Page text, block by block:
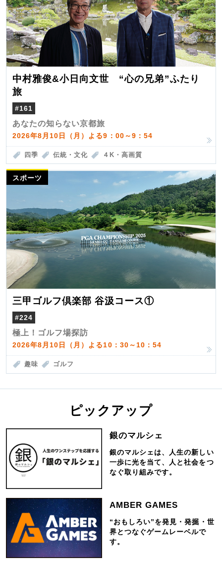
中村雅俊&小日向文世 “心の兄弟”ふたり
旅
#161
あなたの知らない京都旅
2026年8月10日（月）よる9：00～9：54
四季 伝統・文化 ４K・高画質
スポーツ
三甲ゴルフ倶楽部 谷汲コース①
#224
極上！ゴルフ場探訪
2026年8月10日（月）よる10：30～10：54
趣味 ゴルフ
ピックアップ
銀のマルシェ
銀のマルシェは、人生の新しい
一歩に光を当て、人と社会をつ
なぐ取り組みです。
AMBER GAMES
“おもしろい”を発見・発掘・世
界とつなぐゲームレーベルで
す。